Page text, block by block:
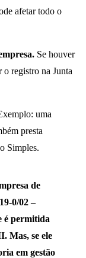
afetar todo o
Se houver
o registro na Junta
uma
presta
Simples.
de
0/02 –
é permitida
Mas, se ele
em gestão